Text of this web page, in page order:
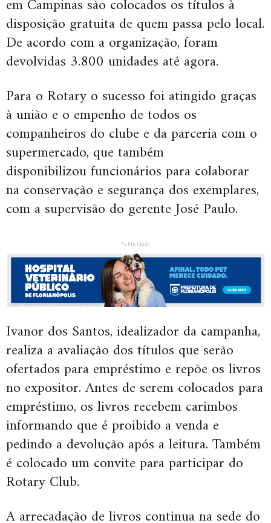
em Campinas são colocados os títulos à
disposição gratuita de quem passa pelo local.
De acordo com a organização, foram
devolvidas 3.800 unidades até agora.
Para o Rotary o sucesso foi atingido graças
à união e o empenho de todos os
companheiros do clube e da parceria com o
supermercado, que também
disponibilizou funcionários para colaborar
na conservação e segurança dos exemplares,
com a supervisão do gerente José Paulo.
Publicidade
Ivanor dos Santos, idealizador da campanha,
realiza a avaliação dos títulos que serão
ofertados para empréstimo e repõe os livros
no expositor. Antes de serem colocados para
empréstimo, os livros recebem carimbos
informando que é proibido a venda e
pedindo a devolução após a leitura. Também
é colocado um convite para participar do
Rotary Club.
A arrecadação de livros continua na sede do